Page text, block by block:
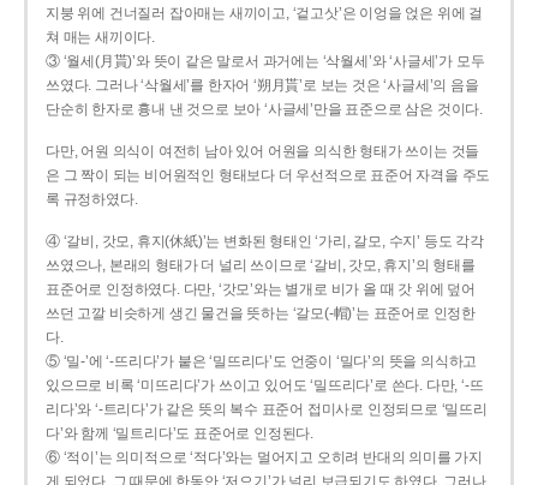
지붕 위에 건너질러 잡아매는 새끼이고, ‘겉고삿’은 이엉을 얹은 위에 걸
쳐 매는 새끼이다.
③ ‘월세(月貰)’와 뜻이 같은 말로서 과거에는 ‘삭월세’와 ‘사글세’가 모두
쓰였다. 그러나 ‘삭월세’를 한자어 ‘朔月貰’로 보는 것은 ‘사글세’의 음을
단순히 한자로 흉내 낸 것으로 보아 ‘사글세’만을 표준으로 삼은 것이다.
다만, 어원 의식이 여전히 남아 있어 어원을 의식한 형태가 쓰이는 것들
은 그 짝이 되는 비어원적인 형태보다 더 우선적으로 표준어 자격을 주도
록 규정하였다.
④ ‘갈비, 갓모, 휴지(休紙)’는 변화된 형태인 ‘가리, 갈모, 수지’ 등도 각각
쓰였으나, 본래의 형태가 더 널리 쓰이므로 ‘갈비, 갓모, 휴지’의 형태를
표준어로 인정하였다. 다만, ‘갓모’와는 별개로 비가 올 때 갓 위에 덮어
쓰던 고깔 비슷하게 생긴 물건을 뜻하는 ‘갈모(-帽)’는 표준어로 인정한
다.
⑤ ‘밀-’에 ‘-뜨리다’가 붙은 ‘밀뜨리다’도 언중이 ‘밀다’의 뜻을 의식하고
있으므로 비록 ‘미뜨리다’가 쓰이고 있어도 ‘밀뜨리다’로 쓴다. 다만, ‘-뜨
리다’와 ‘-트리다’가 같은 뜻의 복수 표준어 접미사로 인정되므로 ‘밀뜨리
다’와 함께 ‘밀트리다’도 표준어로 인정된다.
⑥ ‘적이’는 의미적으로 ‘적다’와는 멀어지고 오히려 반대의 의미를 가지
게 되었다. 그 때문에 한동안 ‘저으기’가 널리 보급되기도 하였다. 그러나